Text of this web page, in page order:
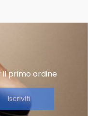
il primo ordine
Iscriviti